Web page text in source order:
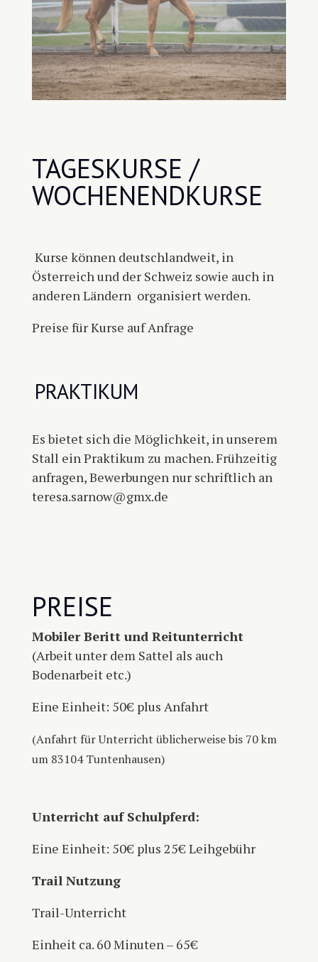
TAGESKURSE /
WOCHENENDKURSE
Kurse können deutschlandweit, in
Österreich und der Schweiz sowie auch in
anderen Ländern organisiert werden.
Preise für Kurse auf Anfrage
PRAKTIKUM
Es bietet sich die Möglichkeit, in unserem
Stall ein Praktikum zu machen. Frühzeitig
anfragen, Bewerbungen nur schriftlich an
teresa.sarnow@gmx.de
PREISE
Mobiler Beritt und Reitunterricht
(Arbeit unter dem Sattel als auch
Bodenarbeit etc.)
Eine Einheit: 50€ plus Anfahrt
(Anfahrt für Unterricht üblicherweise bis 70 km
um 83104 Tuntenhausen)
Unterricht auf Schulpferd:
Eine Einheit: 50€ plus 25€ Leihgebühr
Trail Nutzung
Trail-Unterricht
Einheit ca. 60 Minuten – 65€